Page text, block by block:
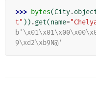
>>> bytes(City.
t" )) .get(name=
9\xd2\xb9N@'